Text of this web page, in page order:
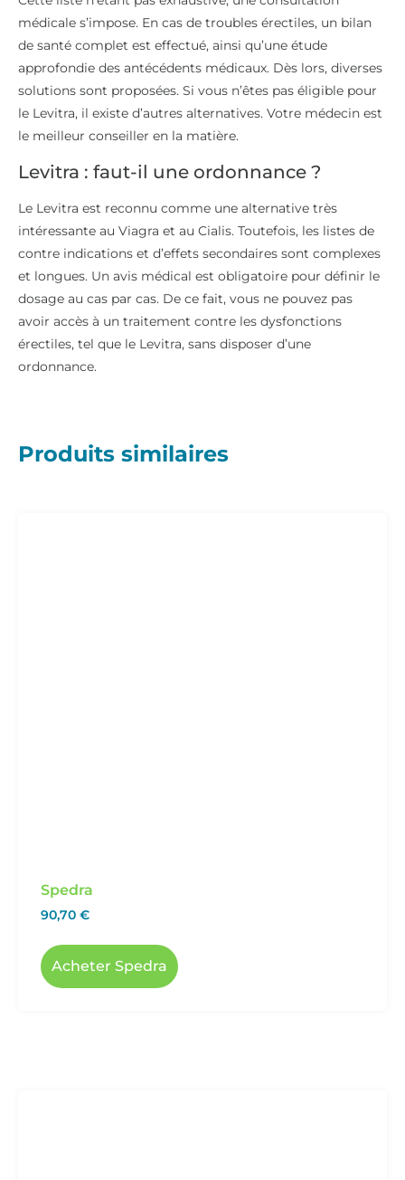
médicale s’impose. En cas de troubles érectiles, un bilan
de santé complet est effectué, ainsi qu’une étude
approfondie des antécédents médicaux. Dès lors, diverses
solutions sont proposées. Si vous n’êtes pas éligible pour
le Levitra, il existe d’autres alternatives. Votre médecin est
le meilleur conseiller en la matière.
Levitra : faut-il une ordonnance ?
Le Levitra est reconnu comme une alternative très
intéressante au Viagra et au Cialis. Toutefois, les listes de
contre indications et d’effets secondaires sont complexes
et longues. Un avis médical est obligatoire pour définir le
dosage au cas par cas. De ce fait, vous ne pouvez pas
avoir accès à un traitement contre les dysfonctions
érectiles, tel que le Levitra, sans disposer d’une
ordonnance.
Produits similaires
Spedra
90,70 €
Acheter Spedra